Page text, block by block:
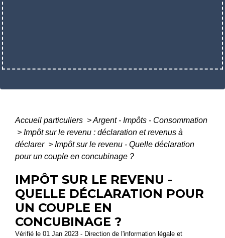
Accueil particuliers >Argent - Impôts - Consommation
> Impôt sur le revenu : déclaration et revenus à
déclarer > Impôt sur le revenu - Quelle déclaration
pour un couple en concubinage ?
IMPÔT SUR LE REVENU -
QUELLE DÉCLARATION POUR
UN COUPLE EN
CONCUBINAGE ?
Vérifié le 01 Jan 2023 - Direction de l'information légale et